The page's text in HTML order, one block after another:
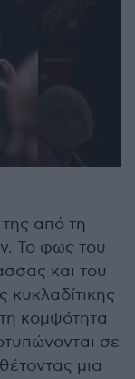
από τη
Το φως του
και του
κυκλαδίτικης
κομψότητα
σε
μια